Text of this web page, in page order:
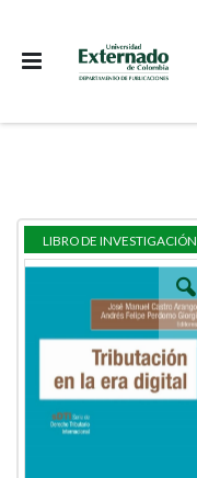
COEDICIONES
Skip
the
images
Skip
the
images
LIBRO DE INVESTIGACIÓN